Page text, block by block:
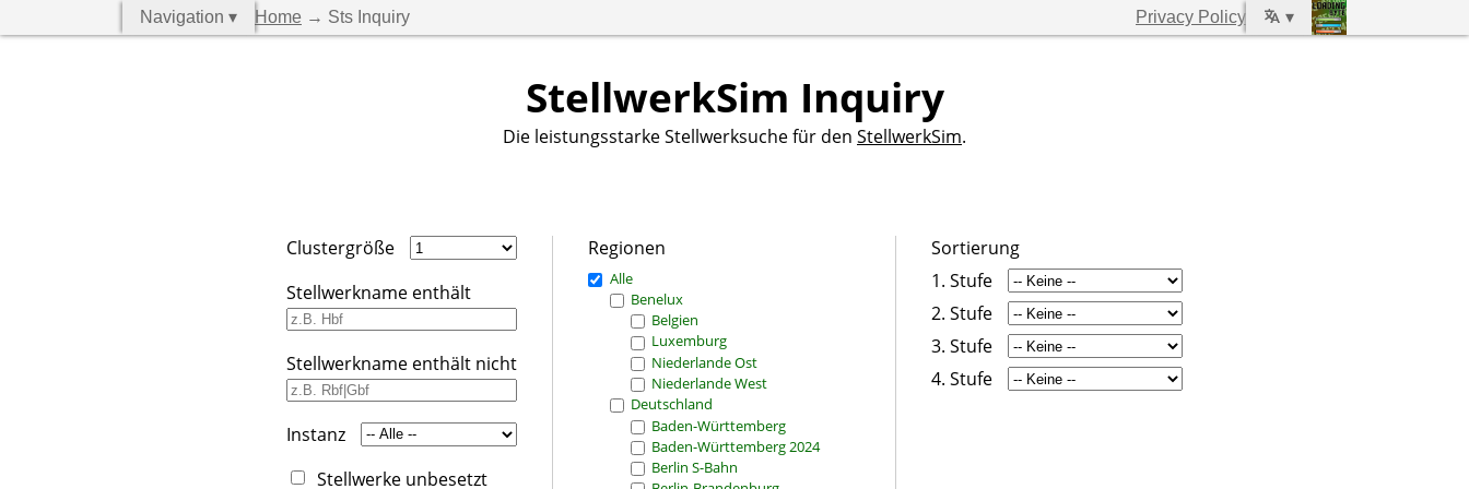
Navigation ▾ Home → Sts Inquiry Privacy Policy ▾
StellwerkSim Inquiry
Die leistungsstarke Stellwerksuche für den StellwerkSim.
Clustergröße
Stellwerkname enthält
Stellwerkname enthält nicht
Instanz
Stellwerke unbesetzt
Regionen
Alle
Benelux
Belgien
Luxemburg
Niederlande Ost
Niederlande West
Deutschland
Baden-Württemberg
Baden-Württemberg 2024
Berlin S-Bahn
Sortierung
1. Stufe
2. Stufe
3. Stufe
4. Stufe